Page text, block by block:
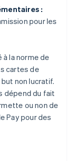
:
pour les
la norme de
cartes de
non lucratif.
dépend du fait
ou non de
Pay pour des